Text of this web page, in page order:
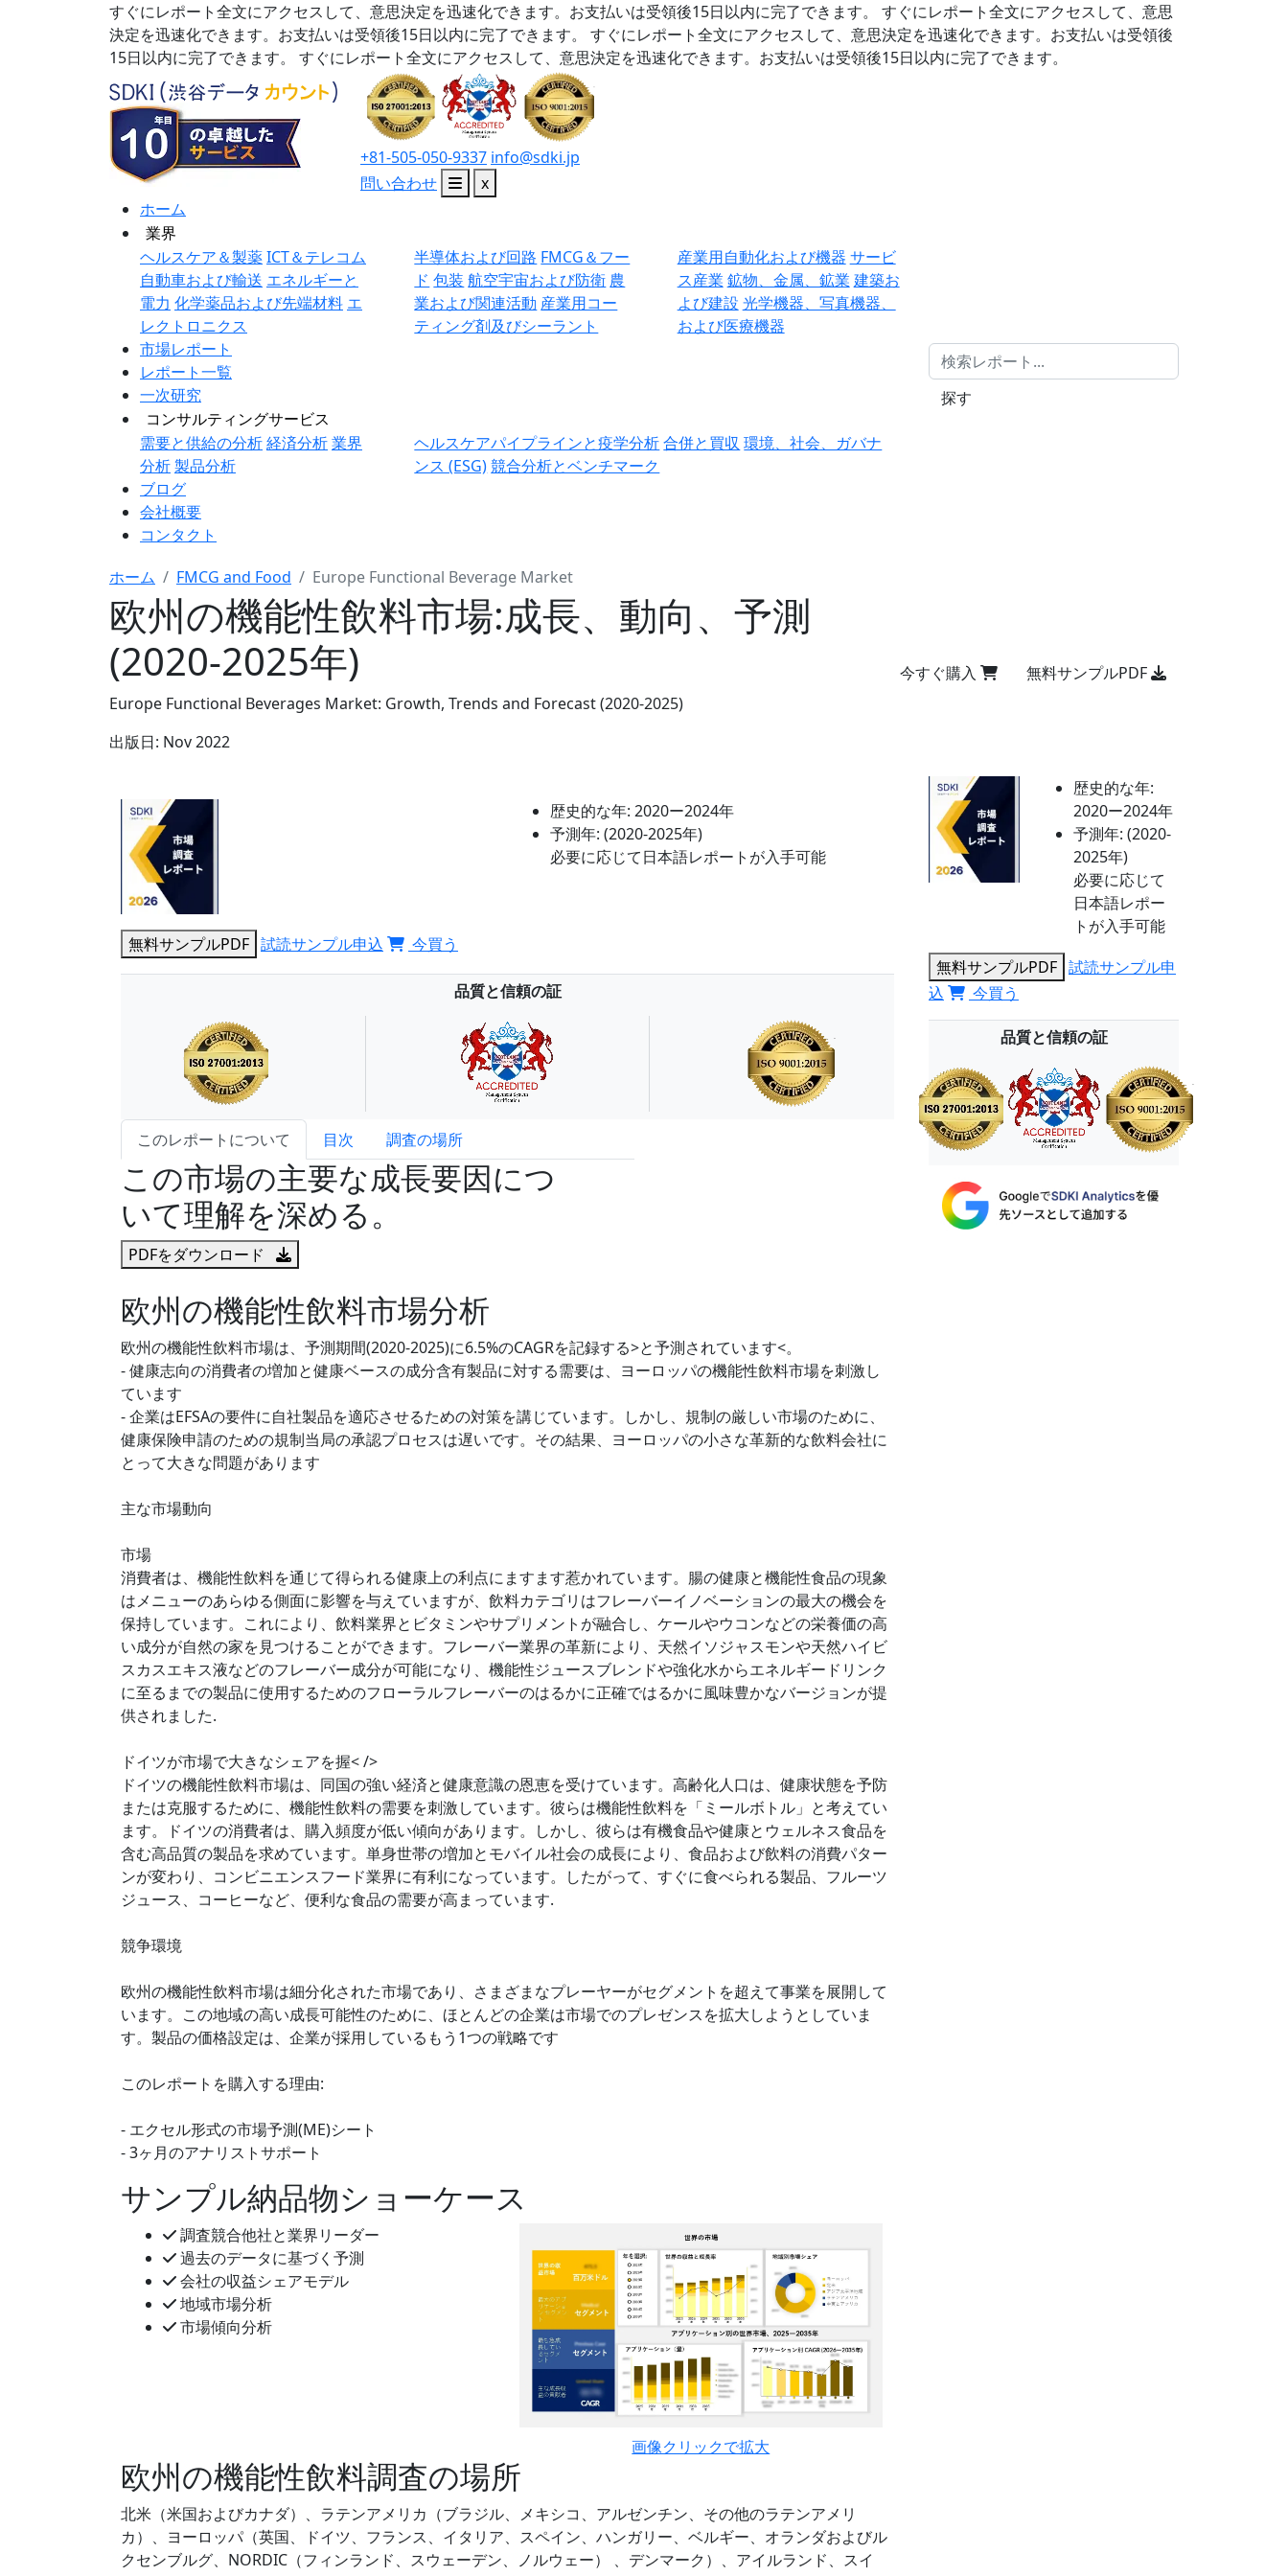
すぐにレポート全文にアクセスして、意思決定を迅速化できます。お支払いは受領後15日以内に完了できます。
すぐにレポート全文にアクセスして、意思
決定を迅速化できます。お支払いは受領後15日以内に完了できます。
すぐにレポート全文にアクセスして、意思決定を迅速化できます。お支払いは受領後
15日以内に完了できます。
すぐにレポート全文にアクセスして、意思決定を迅速化できます。お支払いは受領後15日以内に完了できます。
+81-505-050-9337 info@sdki.jp
問い合わせ
x
ホーム
業界
ヘルスケア＆製薬ICT＆テレコム
自動車および輸送 エネルギーと
電力 化学薬品および先端材料 エ
レクトロニクス
半導体および回路 FMCG＆フー
ド 包装 航空宇宙および防衛 農
業および関連活動 産業用コー
ティング剤及びシーラント
産業用自動化および機器 サービ
ス産業 鉱物、金属、鉱業 建築お
よび建設 光学機器、写真機器、
および医療機器
市場レポート
レポート一覧
一次研究
コンサルティングサービス
需要と供給の分析経済分析業界
分析製品分析
ヘルスケアパイプラインと疫学分析合併と買収 環境、社会、ガバナ
ンス (ESG)競合分析とベンチマーク
ブログ
会社概要
コンタクト
探す
ホーム FMCG and Food Europe Functional Beverage Market
欧州の機能性飲料市場:成長、動向、予測
(2020-2025年)
Europe Functional Beverages Market: Growth, Trends and Forecast (2020-2025)
出版日: Nov 2022
今すぐ購入 無料サンプルPDF
歴史的な年: 2020ー2024年
予測年: (2020-2025年)
必要に応じて日本語レポートが入手可能
無料サンプルPDF 試読サンプル申込 今買う
品質と信頼の証
このレポートについて 目次 調査の場所
この市場の主要な成長要因につ
いて理解を深める。
PDFをダウンロード
欧州の機能性飲料市場分析
欧州の機能性飲料市場は、予測期間(2020-2025)に6.5%のCAGRを記録する>と予測されています<。
- 健康志向の消費者の増加と健康ベースの成分含有製品に対する需要は、ヨーロッパの機能性飲料市場を刺激し
ています
- 企業はEFSAの要件に自社製品を適応させるための対策を講じています。しかし、規制の厳しい市場のために、
健康保険申請のための規制当局の承認プロセスは遅いです。その結果、ヨーロッパの小さな革新的な飲料会社に
とって大きな問題があります
主な市場動向
市場
消費者は、機能性飲料を通じて得られる健康上の利点にますます惹かれています。腸の健康と機能性食品の現象
はメニューのあらゆる側面に影響を与えていますが、飲料カテゴリはフレーバーイノベーションの最大の機会を
保持しています。これにより、飲料業界とビタミンやサプリメントが融合し、ケールやウコンなどの栄養価の高
い成分が自然の家を見つけることができます。フレーバー業界の革新により、天然イソジャスモンや天然ハイビ
スカスエキス液などのフレーバー成分が可能になり、機能性ジュースブレンドや強化水からエネルギードリンク
に至るまでの製品に使用するためのフローラルフレーバーのはるかに正確ではるかに風味豊かなバージョンが提
供されました.
ドイツが市場で大きなシェアを握< />
ドイツの機能性飲料市場は、同国の強い経済と健康意識の恩恵を受けています。高齢化人口は、健康状態を予防
または克服するために、機能性飲料の需要を刺激しています。彼らは機能性飲料を「ミールボトル」と考えてい
ます。ドイツの消費者は、購入頻度が低い傾向があります。しかし、彼らは有機食品や健康とウェルネス食品を
含む高品質の製品を求めています。単身世帯の増加とモバイル社会の成長により、食品および飲料の消費パター
ンが変わり、コンビニエンスフード業界に有利になっています。したがって、すぐに食べられる製品、フルーツ
ジュース、コーヒーなど、便利な食品の需要が高まっています.
競争環境
欧州の機能性飲料市場は細分化された市場であり、さまざまなプレーヤーがセグメントを超えて事業を展開して
います。この地域の高い成長可能性のために、ほとんどの企業は市場でのプレゼンスを拡大しようとしていま
す。製品の価格設定は、企業が採用しているもう1つの戦略です
このレポートを購入する理由:
- エクセル形式の市場予測(ME)シート
- 3ヶ月のアナリストサポート
サンプル納品物ショーケース
調査競合他社と業界リーダー
過去のデータに基づく予測
会社の収益シェアモデル
地域市場分析
市場傾向分析
画像クリックで拡大
欧州の機能性飲料調査の場所
北米（米国およびカナダ）、ラテンアメリカ（ブラジル、メキシコ、アルゼンチン、その他のラテンアメリ
カ）、ヨーロッパ（英国、ドイツ、フランス、イタリア、スペイン、ハンガリー、ベルギー、オランダおよびル
クセンブルグ、NORDIC（フィンランド、スウェーデン、ノルウェー） 、デンマーク）、アイルランド、スイ
歴史的な年:
2020ー2024年
予測年: (2020-
2025年)
必要に応じて
日本語レポー
トが入手可能
無料サンプルPDF 試読サンプル申
込
今買う
品質と信頼の証